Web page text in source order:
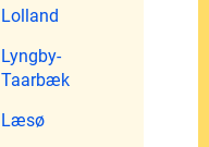
Lolland
Lyngby-
Taarbæk
Læsø